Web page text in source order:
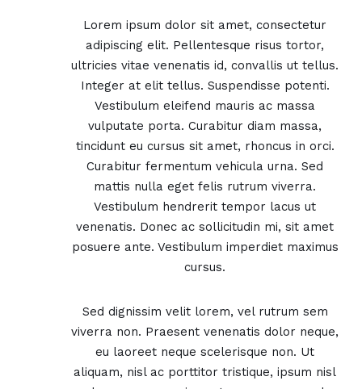
Lorem ipsum dolor sit amet, consectetur
adipiscing elit. Pellentesque risus tortor,
ultricies vitae venenatis id, convallis ut tellus.
Integer at elit tellus. Suspendisse potenti.
Vestibulum eleifend mauris ac massa
vulputate porta. Curabitur diam massa,
tincidunt eu cursus sit amet, rhoncus in orci.
Curabitur fermentum vehicula urna. Sed
mattis nulla eget felis rutrum viverra.
Vestibulum hendrerit tempor lacus ut
venenatis. Donec ac sollicitudin mi, sit amet
posuere ante. Vestibulum imperdiet maximus
cursus.
Sed dignissim velit lorem, vel rutrum sem
viverra non. Praesent venenatis dolor neque,
eu laoreet neque scelerisque non. Ut
aliquam, nisl ac porttitor tristique, ipsum nisl